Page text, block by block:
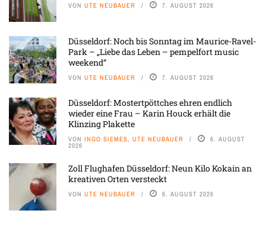
VON UTE NEUBAUER 7. AUGUST 2026
Düsseldorf: Noch bis Sonntag im Maurice-Ravel-
Park – „Liebe das Leben – pempelfort music
weekend“
VON UTE NEUBAUER 7. AUGUST 2026
Düsseldorf: Mostertpöttches ehren endlich
wieder eine Frau – Karin Houck erhält die
Klinzing Plakette
VON INGO SIEMES, UTE NEUBAUER 6. AUGUST
2026
Zoll Flughafen Düsseldorf: Neun Kilo Kokain an
kreativen Orten versteckt
VON UTE NEUBAUER 6. AUGUST 2026